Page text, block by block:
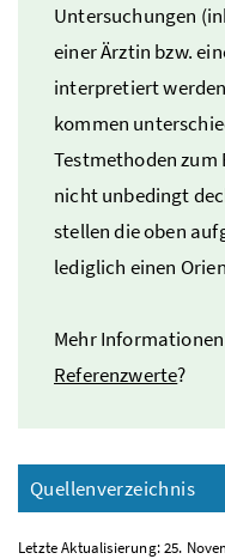
Untersuchungen (
einer Ärztin bzw.
interpretiert
kommen
Testmethoden zum
nicht unbedingt
stellen die oben
lediglich einen
Mehr
Referenzwerte?
Quellenverzeichnis
Letzte Aktualisierung: 25.